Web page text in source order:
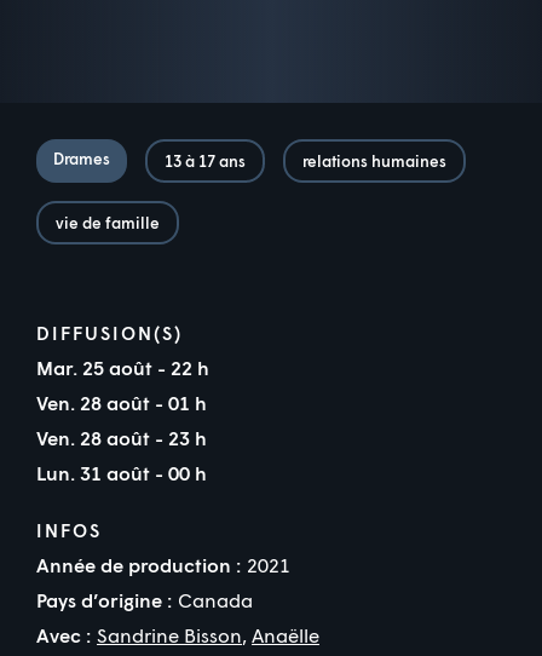
Drames 13 à 17 ans relations humaines
vie de famille
DIFFUSION(S)
Mar. 25 août - 22 h
Ven. 28 août - 01 h
Ven. 28 août - 23 h
Lun. 31 août - 00 h
INFOS
Année de production : 2021
Pays d’origine : Canada
Avec : Sandrine Bisson, Anaëlle